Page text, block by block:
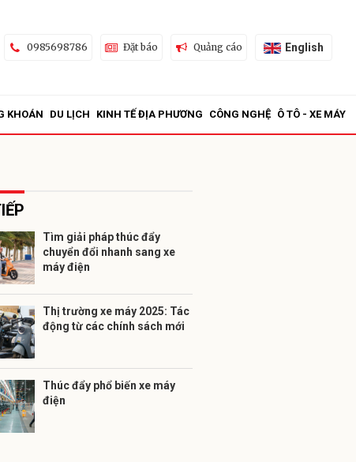
0985698786 Đặt báo Quảng cáo English
KHOÁN DU LỊCH KINH TẾ ĐỊA PHƯƠNG CÔNG NGHỆ Ô TÔ - XE MÁY
Tìm giải pháp thúc đẩy
chuyển đổi nhanh sang xe
máy điện
Thị trường xe máy 2025: Tác
động từ các chính sách mới
Thúc đẩy phổ biến xe máy
điện